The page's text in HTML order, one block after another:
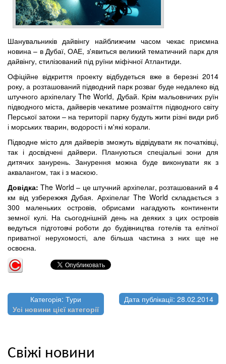
Шанувальників дайвінгу найближчим часом чекає приємна
новина – в Дубаї, ОАЕ, з'явиться великий тематичний парк для
дайвінгу, стилізований під руїни міфічної Атлантиди.
Офіційне відкриття проекту відбудеться вже в березні 2014
року, а розташований підводний парк розваг буде недалеко від
штучного архіпелагу The World, Дубай. Крім мальовничих руїн
підводного міста, дайверів чекатиме розмаїття підводного світу
Перської затоки – на території парку будуть жити різні види риб
і морських тварин, водорості і м'які корали.
Підводне місто для дайверів зможуть відвідувати як початківці,
так і досвідчені дайвери. Плануються спеціальні зони для
дитячих занурень. Занурення можна буде виконувати як з
аквалангом, так і з маскою.
Довідка: The World – це штучний архіпелаг, розташований в 4
км від узбережжя Дубая. Архіпелаг The World складається з
300 маленьких островів, обрисами нагадують континенти
земної кулі. На сьогоднішній день на деяких з цих островів
ведуться підготовчі роботи до будівництва готелів та елітної
приватної нерухомості, але більша частина з них ще не
освоєна.
Категорія: Тури
Усі новини цієї категорії
Дата публікації: 28.02.2014
Свіжі новини